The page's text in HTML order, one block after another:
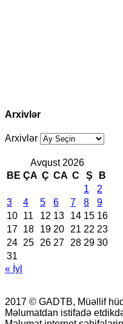
Arxivlər
Arxivlər
Avqust 2026
BE ÇA Ç CA C Ş
B
1
2
3
4 5 6 7 8
9
10 11 12 13 14 15 16
17 18 19 20 21 22 23
24 25 26 27 28 29 30
31
« İyl
2017 © GADTB, Müəllif
Məlumatdan istifadə